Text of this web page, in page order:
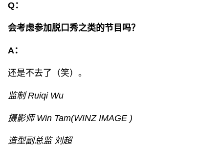
Q：
会考虑参加脱口秀之类的节目吗？
A：
还是不去了（笑）。
监制 Ruiqi Wu
摄影师 Win Tam(WINZ IMAGE )
造型副总监 刘超